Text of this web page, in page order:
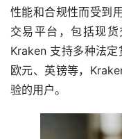
性能和合规性而受到
交易平台，包括现货
Kraken 支持多种法定
欧元、英镑等，
验的用户。